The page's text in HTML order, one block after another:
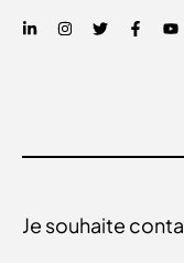
Je souhaite